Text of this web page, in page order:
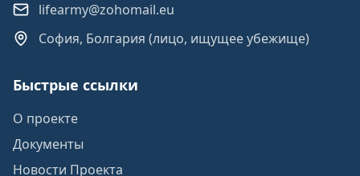
lifearmy@zohomail.eu
София, Болгария (лицо, ищущее убежище)
Быстрые ссылки
О проекте
Документы
Новости Проекта